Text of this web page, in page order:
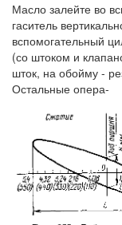
Масло залейте во
гаситель
вспомогательный
(со штоком и
шток, на обойму -
Остальные опера-